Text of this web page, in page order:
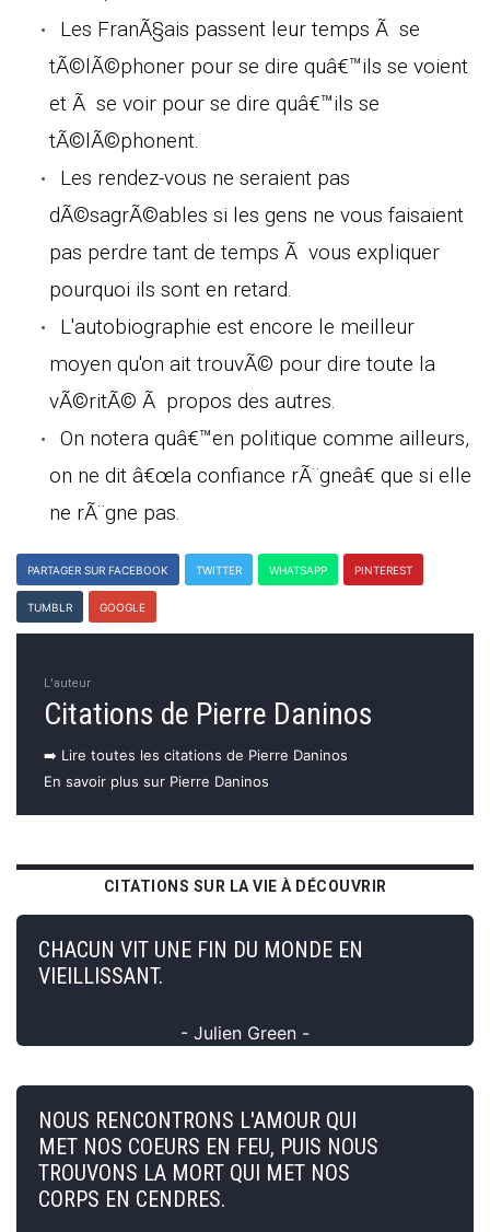
Les FranÃ§ais passent leur temps Ã se
tÃ©lÃ©phoner pour se dire quâ€™ils se voient
et Ã se voir pour se dire quâ€™ils se
tÃ©lÃ©phonent.
Les rendez-vous ne seraient pas
dÃ©sagrÃ©ables si les gens ne vous faisaient
pas perdre tant de temps Ã vous expliquer
pourquoi ils sont en retard.
L'autobiographie est encore le meilleur
moyen qu'on ait trouvÃ© pour dire toute la
vÃ©ritÃ© Ã propos des autres.
On notera quâ€™en politique comme ailleurs,
on ne dit â€œla confiance rÃ¨gneâ€ que si elle
ne rÃ¨gne pas.
PARTAGER SUR FACEBOOK TWITTER WHATSAPP PINTEREST
TUMBLR GOOGLE
L'auteur
Citations de Pierre Daninos
➡️ Lire toutes les citations de Pierre Daninos
En savoir plus sur Pierre Daninos
CITATIONS SUR LA VIE À DÉCOUVRIR
CHACUN VIT UNE FIN DU MONDE EN
VIEILLISSANT.
- Julien Green -
NOUS RENCONTRONS L'AMOUR QUI
MET NOS COEURS EN FEU, PUIS NOUS
TROUVONS LA MORT QUI MET NOS
CORPS EN CENDRES.